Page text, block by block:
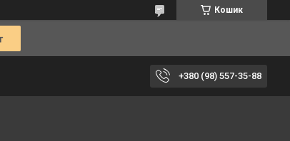
Кошик
+380 (98) 557-35-88